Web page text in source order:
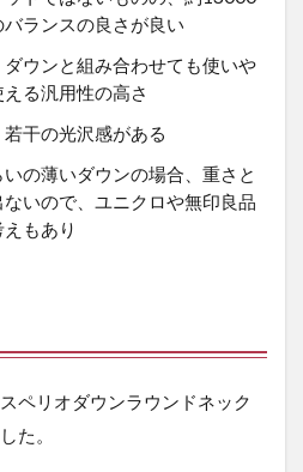
ランスの良さが良い
ウンと組み合わせても使いや
る汎用性の高さ
干の光沢感がある
の薄いダウンの場合、重さと
いので、ユニクロや無印良品
もあり
ペリオダウンラウンドネック
た。